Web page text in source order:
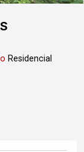
Residencial